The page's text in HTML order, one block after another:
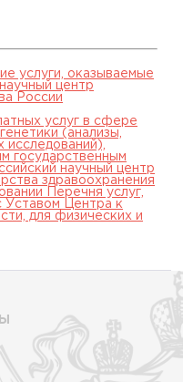
услуги, оказываемые
центр
России
услуг в сфере
(анализы,
государственным
научный центр
здравоохранения
Перечня услуг,
Уставом Центра к
для физических и